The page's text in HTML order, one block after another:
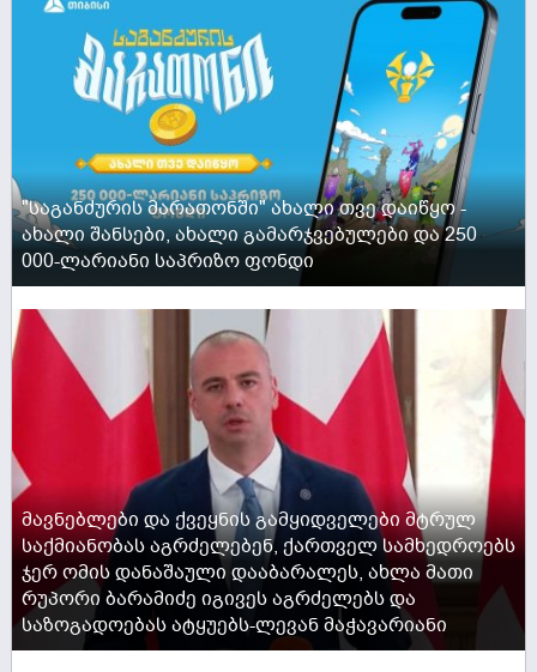
"საგანძურის მარათონში" ახალი თვე დაიწყო -
ახალი შანსები, ახალი გამარჯვებულები და 250
000-ლარიანი საპრიზო ფონდი
მავნებლები და ქვეყნის გამყიდველები მტრულ
საქმიანობას აგრძელებენ, ქართველ სამხედროებს
ჯერ ომის დანაშაული დააბარალეს, ახლა მათი
რუპორი ბარამიძე იგივეს აგრძელებს და
საზოგადოებას ატყუებს-ლევან მაჭავარიანი